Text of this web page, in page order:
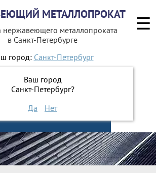
МЕТАЛЛОПРОКАТ
нержавеющего металлопроката
в Санкт-Петербурге
город: Санкт-Петербург
Ваш город
Санкт-Петербург?
Да
Нет
+7 (812)642-41-48
+7 (812)642-41-49
☰